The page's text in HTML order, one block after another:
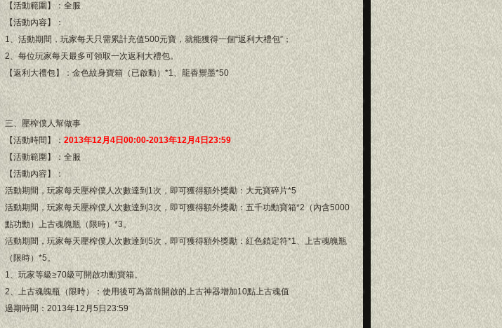
【活動範圍】：全服
【活動內容】：
1、活動期間，玩家每天只需累計充值500元寶，就能獲得一個“返利大禮包”；
2、每位玩家每天最多可領取一次返利大禮包。
【返利大禮包】：金色紋身寶箱（已啟動）*1、龍香禦墨*50
三、壓榨僕人幫做事
【活動時間】： 2013年12月4日00:00-2013年12月4日23:59
【活動範圍】：全服
【活動內容】：
活動期間，玩家每天壓榨僕人次數達到1次，即可獲得額外獎勵：大元寶碎片*5
活動期間，玩家每天壓榨僕人次數達到3次，即可獲得額外獎勵：五千功勳寶箱*2（內含5000
點功勳）上古魂魄瓶（限時）*3。
活動期間，玩家每天壓榨僕人次數達到5次，即可獲得額外獎勵：紅色鎖定符*1、上古魂魄瓶
（限時）*5。
1、玩家等級≥70級可開啟功勳寶箱。
2、上古魂魄瓶（限時）：使用後可為當前開啟的上古神器增加10點上古魂值
過期時間：2013年12月5日23:59